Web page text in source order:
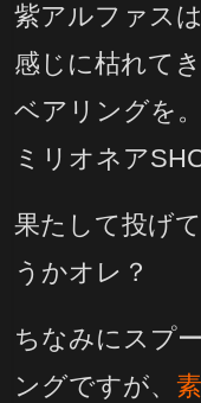
紫アルファス
感じに枯れて
ベアリングを
ミリオネア
果たして投げ
うかオレ？
ちなみにスプ
ングですが、